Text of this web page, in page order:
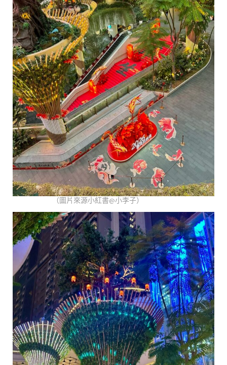
（圖片來源小紅書@小李子）